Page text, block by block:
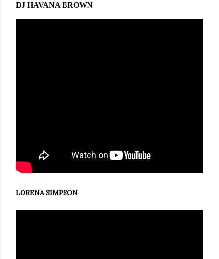
DJ HAVANA BROWN
LORENA SIMPSON